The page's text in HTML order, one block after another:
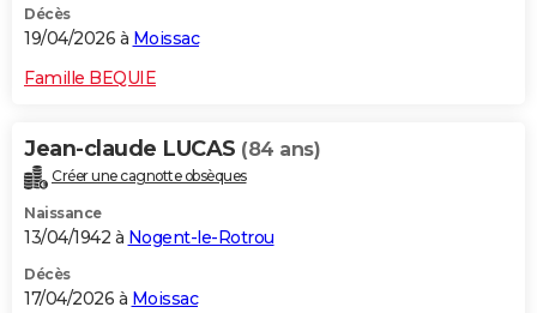
Décès
19/04/2026 à Moissac
Famille BEQUIE
Jean-claude LUCAS (84 ans)
Créer une cagnotte obsèques
Naissance
13/04/1942 à Nogent-le-Rotrou
Décès
17/04/2026 à Moissac